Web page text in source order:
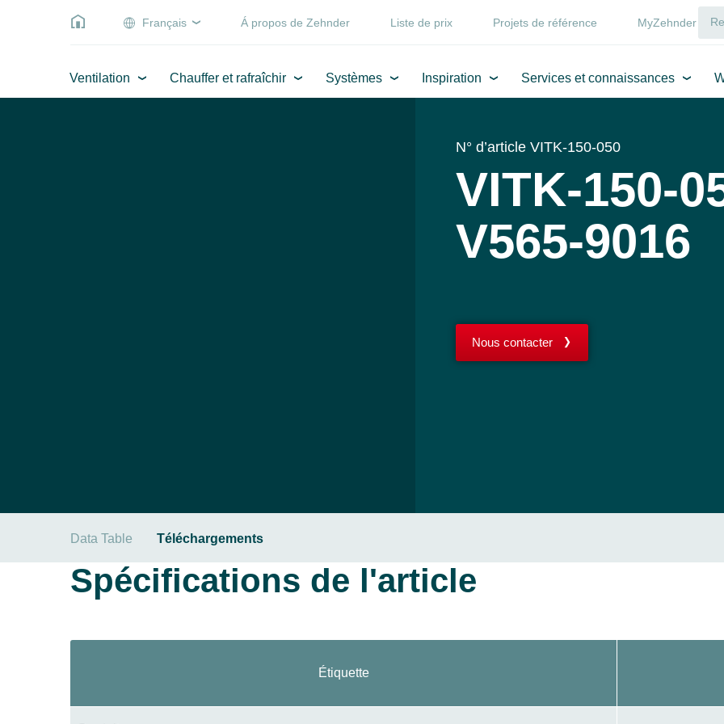
Français Á propos de Zehnder Liste de prix Projets de référence MyZehnder
Ventilation Chauffer et rafraîchir Systèmes Inspiration Services et connaissances
N° d’article VITK-150-050
VITK-150-
V565-9016
Nous contacter
Data Table Téléchargements
Spécifications de l'article
Étiquette